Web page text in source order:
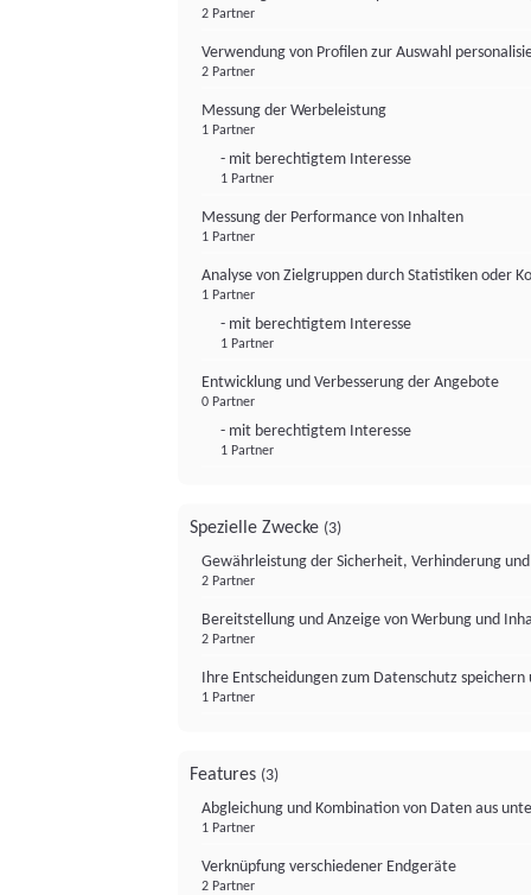
2 Partner
Verwendung von Profilen zur Auswahl
2 Partner
Messung der Werbeleistung
1 Partner
- mit berechtigtem Interesse
1 Partner
Messung der Performance von Inhalten
1 Partner
Analyse von Zielgruppen durch Statistiken oder
1 Partner
- mit berechtigtem Interesse
1 Partner
Entwicklung und Verbesserung der Angebote
0 Partner
- mit berechtigtem Interesse
1 Partner
Spezielle Zwecke (3)
Gewährleistung der Sicherheit, Verhinderung
2 Partner
Bereitstellung und Anzeige von Werbung und
2 Partner
Ihre Entscheidungen zum Datenschutz
1 Partner
Features (3)
Abgleichung und Kombination von Daten aus
1 Partner
Verknüpfung verschiedener Endgeräte
2 Partner